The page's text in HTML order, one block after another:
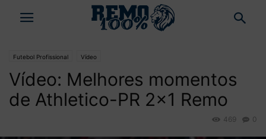
Futebol Profissional Vídeo
Vídeo: Melhores momentos
de Athletico-PR 2×1 Remo
0
469